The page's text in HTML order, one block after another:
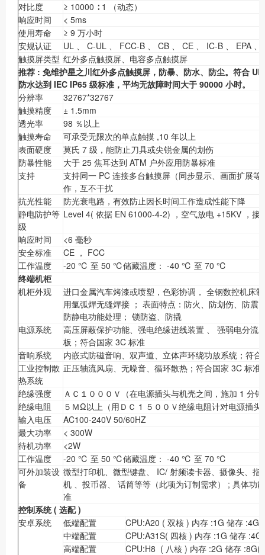
对比度
≥ 10000 ∶ 1 （动态）
响应时间
< 5ms
使用寿命
≥ 9 万小时
安规认证
UL 、 C-UL 、 FCC-B 、 CB 、 CE 、 IC-B 、 EPA 、
触摸屏类型 红外多点触摸屏、电容多点触摸屏
推荐 : 免维护星之川红外多点触摸屏，防暴、防水、防尘。符合
防水达到 IEC IP65 级标准，平均无故障时间大于 90000 小时。
分辨率
32767*32767
触摸精度
± 1.5mm
透光率
98 ％以上
触摸寿命
可承受无限次的单点触摸 ,10 年以上
表面硬度
莫氏 7 级，能防止刀具或尖锐金属的划伤
防暴性能
大于 25 焦耳达到 ATM 户外应用防暴标准
支持
支持同一 PC 连接多台触摸屏（同步显示、画面扩展
作，互不干扰
抗光性能
防光衰电路，有效防止因长时间工作造成性能下降
静电防护等
级
Level 4( 依据 EN 61000-4-2) ，空气放电 +15KV ，接
响应时间
<6 毫秒
安全标准
CE ， FCC
工作温度
-20 ℃ 至 50 ℃储藏温度： -40 ℃ 至 70 ℃
终端机柜
机柜外观
进口金属汽车烤漆或喷塑，色彩协调， 全钢数控机床
用氩弧焊无缝焊接 ； 表面特点：防火、防划伤、防震
防静电功能处理； 锁防盗、防撬
电源系统
高压屏蔽保护功能、强电绝缘进线装置 、 强弱电分流
板；符合国家 3C 标准
音响系统
内嵌式防磁音响、双声道、立体声环绕功放系统；符
工业控制散
热系统
正压轴流风扇、无噪音、循环散热；符合国家 3C 标准
绝缘强度
ＡＣ１０００Ｖ（在电源插头与机壳之间，施加 1 分
绝缘电阻
５ＭΩ以上（用ＤＣ 1 ５００Ｖ绝缘电阻计对电源插头
输入电压
AC100-240V 50/60HZ
最大功率
< 300W
待机功率
<2W
工作温度
-20 ℃ 至 50 ℃储藏温度： -40 ℃ 至 70 ℃
可外加装设
备
微型打印机、微型键盘、 IC/ 射频读卡器、摄像头、指
机 、投币器、 话筒等等（此项为订制需求） ; 具体功
准
控制系统 ( 选配 )
安卓系统
低端配置
CPU:A20 ( 双核 ) 内存 :1G 储存 :4G(
中端配置
CPU:A31S( 四核 ) 内存 :1G 储存
高端配置
CPU:H8 ( 八核 ) 内存 :2G 储存 :8G(